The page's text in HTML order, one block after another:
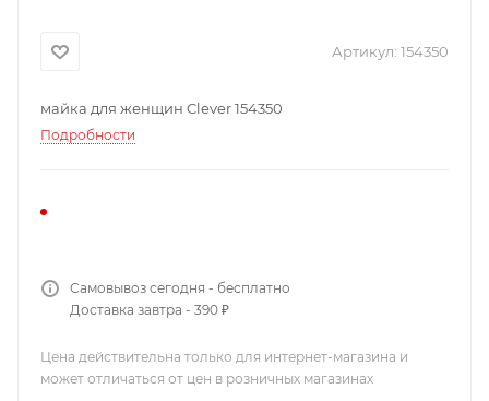
Артикул: 154350
майка для женщин Clever 154350
Подробности
Самовывоз сегодня - бесплатно
Доставка завтра - 390 ₽
Цена действительна только для интернет-магазина и
может отличаться от цен в розничных магазинах